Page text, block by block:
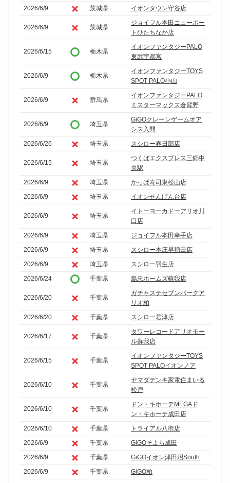
2026/6/9
茨城県 イオンタウン守谷店
2026/6/9 茨城県
ジョイフル本田ニューポー
トひたちなか店
2026/6/15 栃木県
イオンファンタジーPALO
東武宇都宮
2026/6/9 栃木県
イオンファンタジーTOYS
SPOT PALO小山
2026/6/9 群馬県
イオンファンタジーPALO
ミスターマックス倉賀野
2026/6/9 埼玉県
GiGOクレーンゲームオア
シス入間
2026/6/26
埼玉県 スシロー春日部店
2026/6/15 埼玉県
つくばエクスプレス三郷中
央駅
2026/6/9
埼玉県
かっぱ寿司東松山店
2026/6/9
埼玉県 イオンせんげん台店
2026/6/9 埼玉県
イトーヨーカドーアリオ川
口店
2026/6/9
埼玉県
ジョイフル本田幸手店
2026/6/9
埼玉県
スシロー本庄早稲田店
2026/6/9
埼玉県
スシロー羽生店
2026/6/24
千葉県 島忠ホームズ蘇我店
2026/6/20 千葉県
ガチャステセブンパークア
リオ柏
2026/6/20
千葉県 スシロー君津店
2026/6/17 千葉県
タワーレコードアリオモー
ル蘇我店
2026/6/15 千葉県
イオンファンタジーTOYS
SPOT PALOイオンノア
2026/6/10 千葉県
ヤマダデンキ家電住まいる
松戸
2026/6/10 千葉県
ドン・キホーテMEGAド
ン・キホーテ成田店
2026/6/10
千葉県
トライアル八街店
2026/6/9
千葉県
GiGOそよら成田
2026/6/9
千葉県
GiGOイオン津田沼South
2026/6/9
千葉県
GiGO柏